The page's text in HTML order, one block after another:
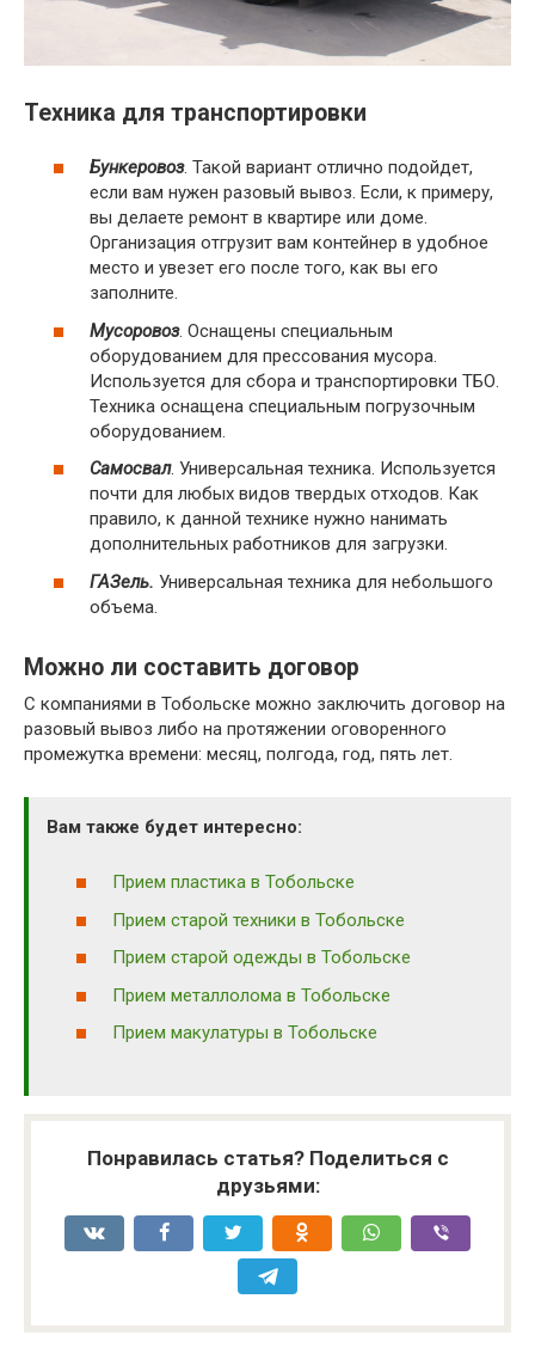
Техника для транспортировки
Бункеровоз. Такой вариант отлично подойдет,
если вам нужен разовый вывоз. Если, к примеру,
вы делаете ремонт в квартире или доме.
Организация отгрузит вам контейнер в удобное
место и увезет его после того, как вы его
заполните.
Мусоровоз. Оснащены специальным
оборудованием для прессования мусора.
Используется для сбора и транспортировки ТБО.
Техника оснащена специальным погрузочным
оборудованием.
Самосвал. Универсальная техника. Используется
почти для любых видов твердых отходов. Как
правило, к данной технике нужно нанимать
дополнительных работников для загрузки.
ГАЗель. Универсальная техника для небольшого
объема.
Можно ли составить договор
С компаниями в Тобольске можно заключить договор на
разовый вывоз либо на протяжении оговоренного
промежутка времени: месяц, полгода, год, пять лет.
Вам также будет интересно:
Прием пластика в Тобольске
Прием старой техники в Тобольске
Прием старой одежды в Тобольске
Прием металлолома в Тобольске
Прием макулатуры в Тобольске
Понравилась статья? Поделиться с
друзьями: